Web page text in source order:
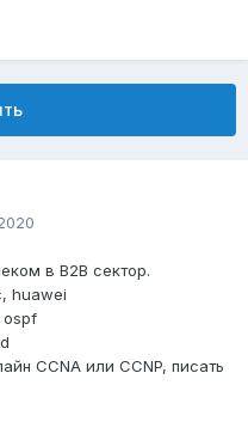
в B2B сектор.
huawei
ospf
CCNA или CCNP, писать